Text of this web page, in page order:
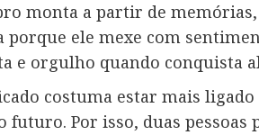
monta a partir de memórias,
ele mexe com
e orgulho quando conquista
costuma estar mais ligado
Por isso, duas pessoas